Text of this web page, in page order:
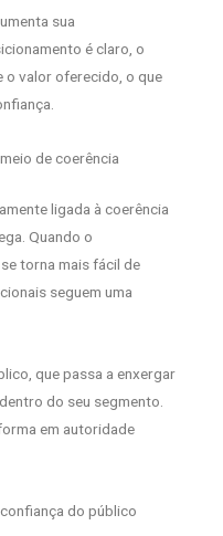
sua
é claro, o
o valor oferecido, o que
de coerência
ligada à coerência
Quando o
torna mais fácil de
seguem uma
que passa a enxergar
do seu segmento.
em autoridade
do público